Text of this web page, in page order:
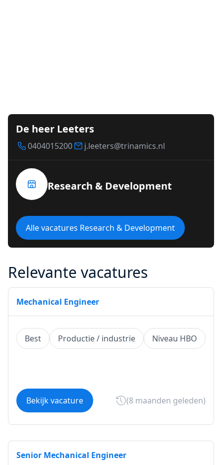
De heer Leeters
0404015200 j.leeters@trinamics.nl
Research & Development
Alle vacatures Research & Development
Relevante vacatures
Mechanical Engineer
Best Productie / industrie Niveau HBO
Bekijk vacature (8 maanden geleden)
Senior Mechanical Engineer